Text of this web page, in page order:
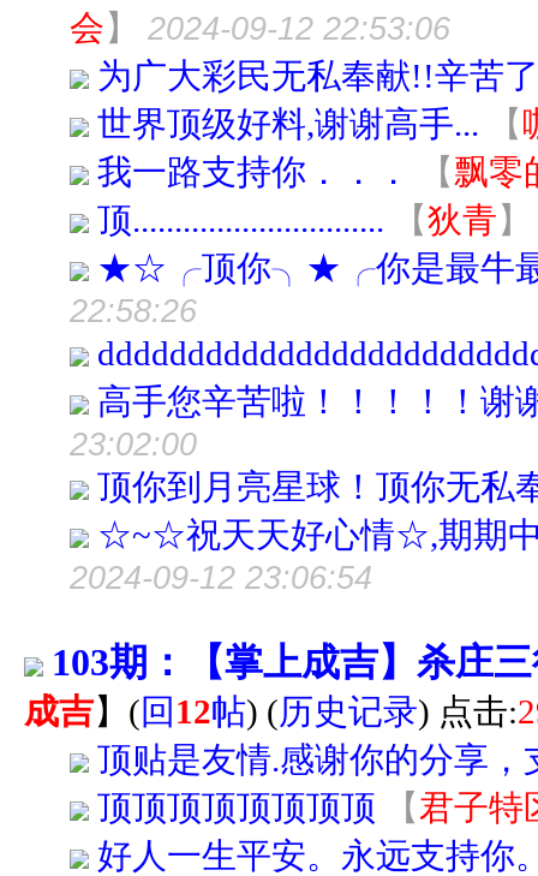
会】 2024-09-12 22:53:06
为广大彩民无私奉献!!辛苦
世界顶级好料,谢谢高手...
【
我一路支持你．．．
【飘零
顶..............................
【狄青】
★☆╭顶你╮★╭你是最
22:58:26
高手您辛苦啦！！！！！谢
23:02:00
顶你到月亮星球！顶你无私
☆~☆祝天天好心情☆,期
2024-09-12 23:06:54
103期：【掌上成吉】杀庄
成吉】 (回 12帖) (历史记录) 点击:
顶贴是友情.感谢你的分享
顶顶顶顶顶顶顶顶
【君子特
好人一生平安。永远支持你